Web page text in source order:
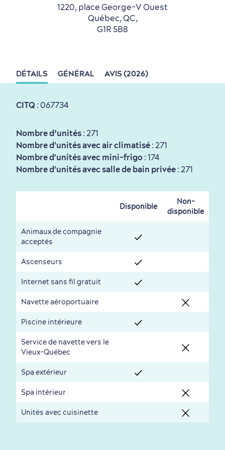
Tourisme responsable
Saisons et climat
Événements
Histoire vivante
au petit-déjeuner
Rabais hôtels
Compensation carbone
DÉTAILS GÉNÉRAL AVIS (2026)
CITQ : 067734
Nombre d’unités : 271
Nombre d'unités avec air climatisé : 271
Nombre d'unités avec mini-frigo : 174
Nombre d'unités avec salle de bain privée : 271
Disponible
Non-
disponible
Animaux de compagnie
acceptés
Ascenseurs
Internet sans fil gratuit
Navette aéroportuaire
Piscine intérieure
Service de navette vers le
Vieux-Québec
Spa extérieur
Spa intérieur
Unités avec cuisinette
1220, place George-V Ouest
Québec, QC,
G1R 5B8